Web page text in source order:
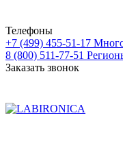
Телефоны
+7 (499) 455-51-17
8 (800) 511-77-51
Заказать звонок